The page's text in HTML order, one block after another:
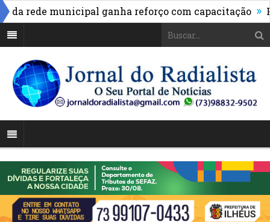
municipal ganha reforço com capacitação » Pix